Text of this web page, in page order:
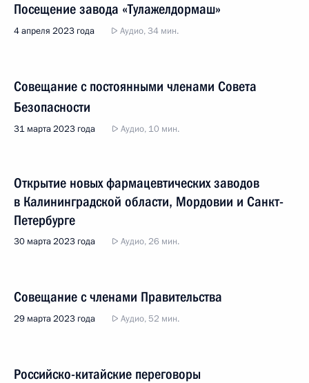
Посещение завода «Тулажелдормаш»
4 апреля 2023 года Аудио, 34 мин.
Совещание с постоянными членами Совета
Безопасности
31 марта 2023 года Аудио, 10 мин.
Открытие новых фармацевтических заводов
в Калининградской области, Мордовии и Санкт-
Петербурге
30 марта 2023 года Аудио, 26 мин.
Совещание с членами Правительства
29 марта 2023 года Аудио, 52 мин.
Российско-китайские переговоры